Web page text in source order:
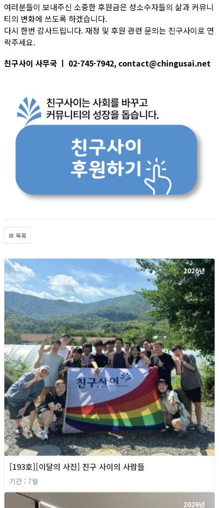
여러분들이 보내주신 소중한 후원금은 성소수자들의 삶과 커뮤니
티의 변화에 쓰도록 하겠습니다.
다시 한번 감사드립니다. 재정 및 후원 관련 문의는 친구사이로 연
락주세요.
친구사이 사무국 ㅣ 02-745-7942, contact@chingusai.net
목록
2026년
[193호][이달의 사진] 친구 사이의 사람들
기간 : 7월
2026년